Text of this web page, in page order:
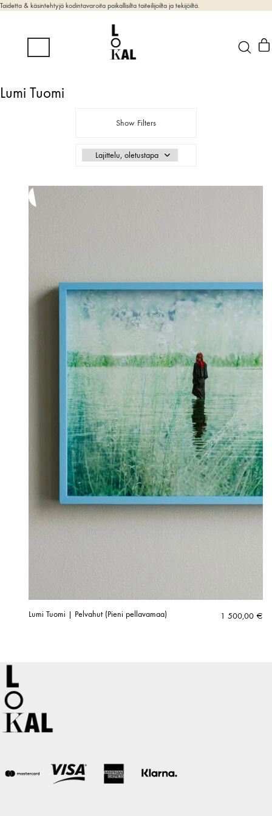
Taidetta & käsintehtyjä kodintavaroita paikallisilta taiteilijoilta ja tekijöiltä.
Lumi Tuomi
Show Filters
Lumi Tuomi | Pelvahut (Pieni pellavamaa) 1 500,00 €